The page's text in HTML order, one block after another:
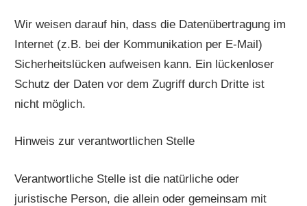
Wir weisen darauf hin, dass die Datenübertragung im
Internet (z.B. bei der Kommunikation per E-Mail)
Sicherheitslücken aufweisen kann. Ein lückenloser
Schutz der Daten vor dem Zugriff durch Dritte ist
nicht möglich.
Hinweis zur verantwortlichen Stelle
Verantwortliche Stelle ist die natürliche oder
juristische Person, die allein oder gemeinsam mit